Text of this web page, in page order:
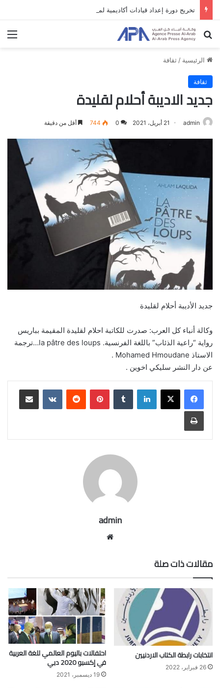
بحث عن
الرئيسية / ثقافة
ثقافة
جديد الاديبة أحلام لقليدة
admin 21 أبريل، 2021 0
744 أقل من دقيقة
جديد الأديبة أحلام لقليدة
وكالة أنباء كل العرب: صدرت للكاتبة احلام لقليدة المقيمة بباريس
رواية “راعية الذئاب” باللغة الفرنسية. la pâtre des loups…ترجمة
الاستاذ Mohamed Hmoudane .
عن دار النشر سليكي اخوين .
لينكدإن بينتيريست مشاركة عبر البريد
طباعة
admin
مقالات ذات صلة
انتخابات رابطة الكتاب الاردنيين
26 فبراير، 2022
احتفالات باليوم العالمي للغة العربية
في إكسبو 2020 دبي
19 ديسمبر، 2021